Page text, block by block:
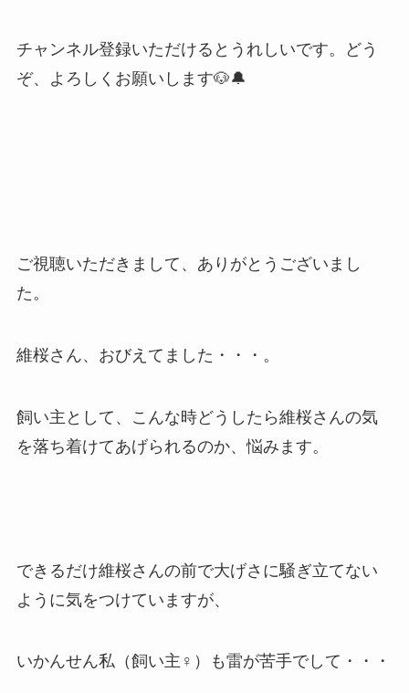
チャンネル登録いただけるとうれしいです。どう
ぞ、よろしくお願いします🐶🔔
ご視聴いただきまして、ありがとうございまし
た。
維桜さん、おびえてました・・・。
飼い主として、こんな時どうしたら維桜さんの気
を落ち着けてあげられるのか、悩みます。
できるだけ維桜さんの前で大げさに騒ぎ立てない
ように気をつけていますが、
いかんせん私（飼い主♀）も雷が苦手でして・・・